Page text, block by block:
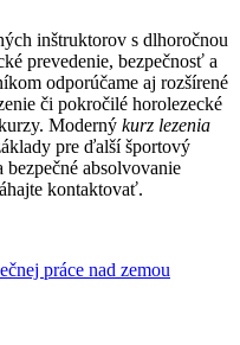
inštruktorov s dlhoročnou
prevedenie, bezpečnosť a
odporúčame aj rozšírené
či pokročilé horolezecké
Moderný kurz lezenia
pre ďalší športový
absolvovanie
kontaktovať.
práce nad zemou